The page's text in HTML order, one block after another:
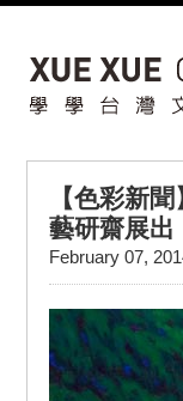
【色彩新
藝研齋展出
February 07,